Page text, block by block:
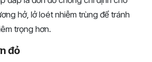
hở, lở loét nhiễm trùng để tránh
trọng hơn.
đỏ